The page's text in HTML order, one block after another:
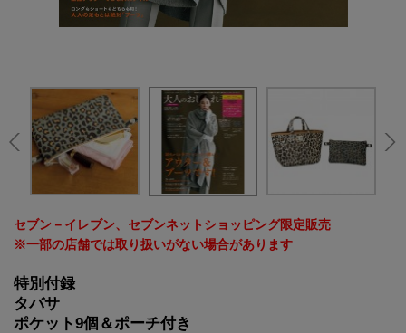
セブン－イレブン、セブンネットショッピング限定販売
※一部の店舗では取り扱いがない場合があります
特別付録
タバサ
ポケット9個＆ポーチ付き